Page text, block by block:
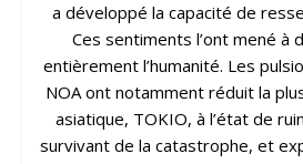
a développé la capacité de
Ces sentiments l’ont mené à
entièrement l’humanité. Les
NOA ont notamment réduit la
asiatique, TOKIO, à l’état de
survivant de la catastrophe, et